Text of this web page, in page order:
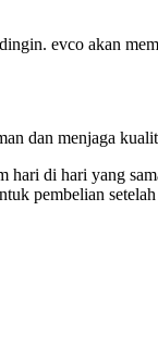
evco akan
dan menjaga
di hari yang
pembelian